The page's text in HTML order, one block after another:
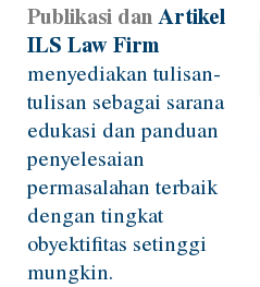
Publikasi danArtikel
ILS Law Firm
menyediakan tulisan-
tulisan sebagai sarana
edukasi dan panduan
penyelesaian
permasalahan terbaik
dengan tingkat
obyektifitas setinggi
mungkin.